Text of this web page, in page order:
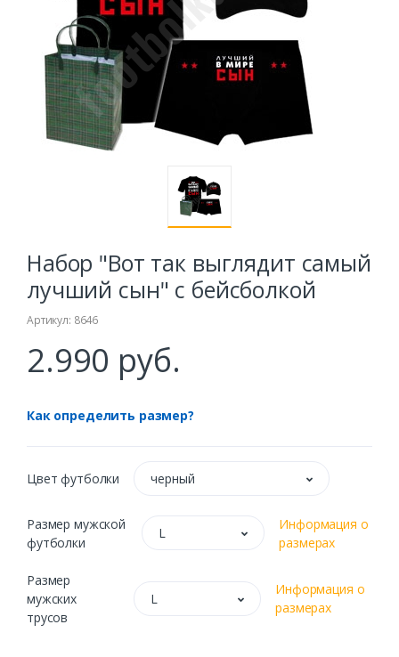
Набор "Вот так выглядит самый
лучший сын" с бейсболкой
Артикул: 8646
2.990 руб.
Как определить размер?
Цвет футболки черный
Размер мужской
футболки
L
Информация о
размерах
Размер
мужских
трусов
L
Информация о
размерах